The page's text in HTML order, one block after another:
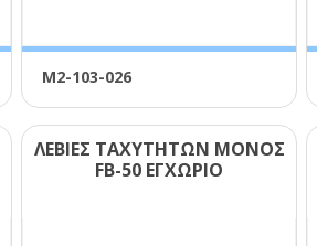
Μ2-103-026
ΛΕΒΙΕΣ ΤΑΧΥΤΗΤΩΝ ΜΟΝΟΣ
FΒ-50 ΕΓΧΩΡΙΟ